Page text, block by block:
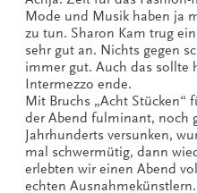
Mode und Musik haben ja
zu tun. Sharon Kam trug
sehr gut an. Nichts gegen
immer gut. Auch das sollte
Intermezzo ende.
Mit Bruchs „Acht Stücken“
der Abend fulminant, noch
Jahrhunderts versunken,
mal schwermütig, dann
erlebten wir einen Abend
echten